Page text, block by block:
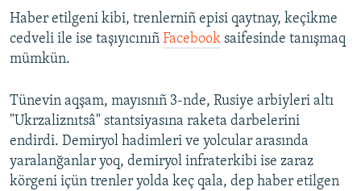
Haber etilgeni kibi, trenlerniñ episi qaytnay, keçikme
cedveli ile ise taşıyıcınıñ Facebook saifesinde tanışmaq
mümkün.
Tünevin aqşam, mayısnıñ 3-nde, Rusiye arbiyleri altı
"Ukrzaliznıtsâ" stantsiyasına raketa darbelerini
endirdi. Demiryol hadimleri ve yolcular arasında
yaralanğanlar yoq, demiryol infraterkibi ise zaraz
körgeni içün trenler yolda keç qala, dep haber etilgen